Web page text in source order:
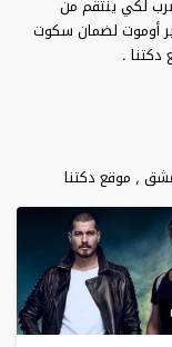
لكي ينتقم من
أوموت لضمان سكوت
دكتنا .
, موقع دكتنا